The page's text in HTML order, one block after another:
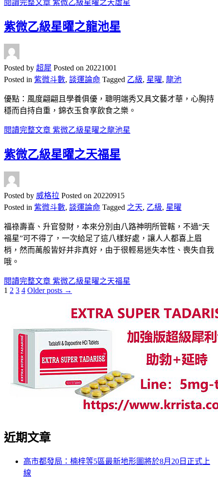
閱讀完整文章 紫微乙級星曜之天虛星
紫微乙級星曜之龍池星
Posted by 超犀 Posted on 20221001
Posted in 紫微斗數, 談運論命 Tagged 乙級, 星曜, 龍池
優點：風度翩翩且學養俱優，聰明端秀又具文藝才華，心胸持
穩而自持自重，錦衣玉食享飲食之樂。
閱讀完整文章 紫微乙級星曜之龍池星
紫微乙級星曜之天福星
Posted by 威格拉 Posted on 20220915
Posted in 紫微斗數, 談運論命 Tagged 之天, 乙級, 星曜
福祿壽喜、升官發財，本來分別由八路神明所管轄，不過“天
福星”可不得了，一次給足了這八樣好處，讓人人都喜上眉
梢，然而萬般皆好并非真好，由于很輕易迷失本性、喪失自我
哦。
閱讀完整文章 紫微乙級星曜之天福星
文
分
1 2 3 4 Older posts →
近期文章
高市都發局：楠梓等5區最新地形圖將於8月20日正式上
線